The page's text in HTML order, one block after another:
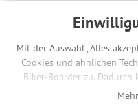
Mit der Auswahl „Alles
Cookies und ähnlichen
Biker-Boarder zu.
Ihrer Geräte- und
Ergebnis: ein ästhetisch
superfunktionell und
Modular Battery System:
Herz eines E-Bikes – und
Cube eine Lösung mit
Der Clou: Du kannst den